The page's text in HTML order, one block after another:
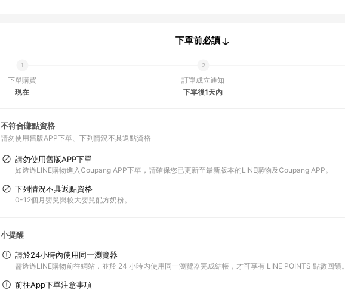
下單前必讀
下單購買
現在
訂單成立通知
下單後1天內
不符合賺點資格
請勿使用舊版APP下單 下列情況不具返點資格
請勿使用舊版APP下單
如透過LINE購物進入Coupang APP下單，請確保您已更新至最新版本的LINE購物及Coupang APP。
下列情況不具返點資格
0-12個月嬰兒與較大嬰兒配方奶粉。
小提醒
請於24小時內使用同一瀏覽器
需透過LINE購物前往網站，並於 24 小時內使用同一瀏覽器完成結帳，才可享有 LINE POINTS 點數回饋。
前往App下單注意事項